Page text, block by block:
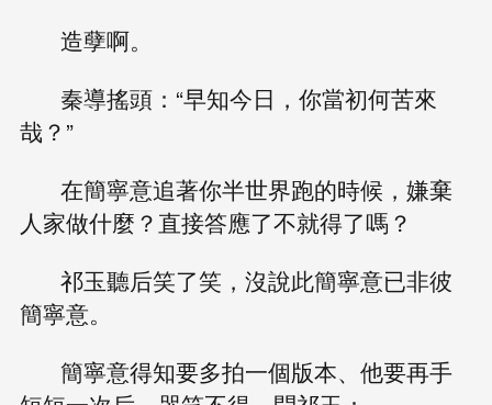
造孽啊。
秦導搖頭：“早知今日，你當初何苦來
哉？”
在簡寧意追著你半世界跑的時候，嫌棄
人家做什麼？直接答應了不就得了嗎？
祁玉聽后笑了笑，沒說此簡寧意已非彼
簡寧意。
簡寧意得知要多拍一個版本、他要再手